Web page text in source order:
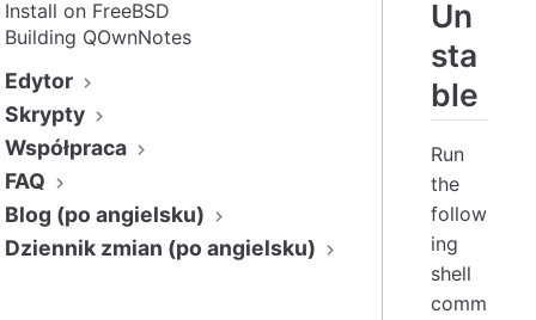
Install on FreeBSD
Building QOwnNotes
Edytor
Skrypty
Współpraca
FAQ
Blog (po angielsku)
Dziennik zmian (po angielsku)
Un
sta
ble
Run
the
follow
ing
shell
comm